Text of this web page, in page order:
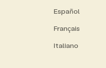
Español
Français
Italiano